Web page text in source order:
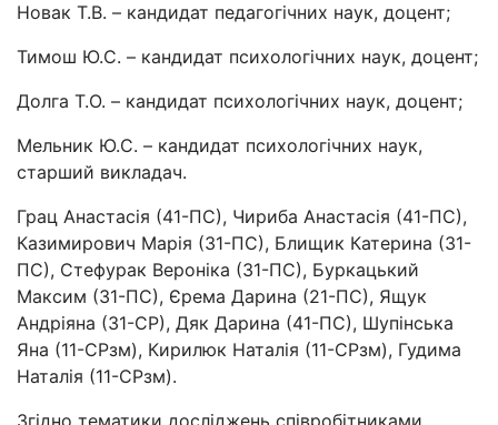
Новак Т.В. – кандидат педагогічних наук, доцент;
Тимош Ю.С. – кандидат психологічних наук, доцент;
Долга Т.О. – кандидат психологічних наук, доцент;
Мельник Ю.С. – кандидат психологічних наук,
старший викладач.
Грац Анастасія (41-ПС), Чириба Анастасія (41-ПС),
Казимирович Марія (31-ПС), Блищик Катерина (31-
ПС), Стефурак Вероніка (31-ПС), Буркацький
Максим (31-ПС), Єрема Дарина (21-ПС), Ящук
Андріяна (31-СР), Дяк Дарина (41-ПС), Шупінська
Яна (11-СРзм), Кирилюк Наталія (11-СРзм), Гудима
Наталія (11-СРзм).
Згідно тематики досліджень співробітниками